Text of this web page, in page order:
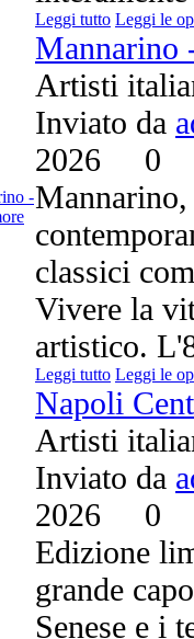
Leggi tutto Leggi le
Mannarino
Artisti
Inviato da
2026 0
classici
Vivere la
artistico.
Leggi tutto Leggi le
Napoli
Artisti
Inviato da
2026 0
Edizione
grande
Senese e i